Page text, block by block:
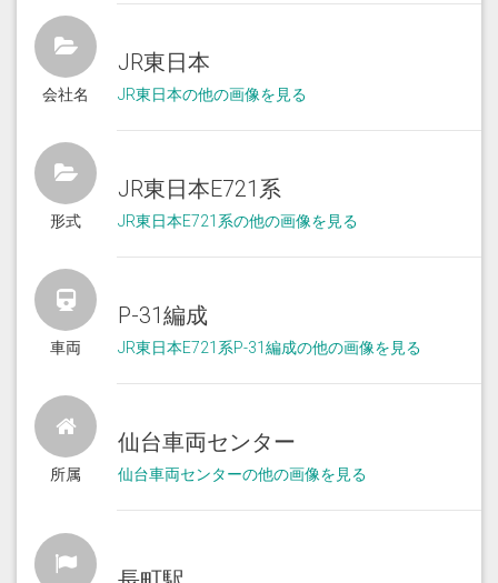
会社名
JR東日本
JR東日本の他の画像を見る
形式
JR東日本E721系
JR東日本E721系の他の画像を見る
車両
P-31編成
JR東日本E721系P-31編成の他の画像を見る
所属
仙台車両センター
仙台車両センターの他の画像を見る